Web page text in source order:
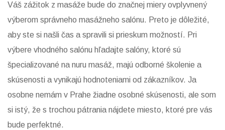
Váš zážitok z masáže bude do značnej miery ovplyvnený
výberom správneho masážneho salónu. Preto je dôležité,
aby ste si našli čas a spravili si prieskum možností. Pri
výbere vhodného salónu hľadajte salóny, ktoré sú
špecializované na nuru masáž, majú odborné školenie a
skúsenosti a vynikajú hodnoteniami od zákazníkov. Ja
osobne nemám v Prahe žiadne osobné skúsenosti, ale som
si istý, že s trochou pátrania nájdete miesto, ktoré pre vás
bude perfektné.